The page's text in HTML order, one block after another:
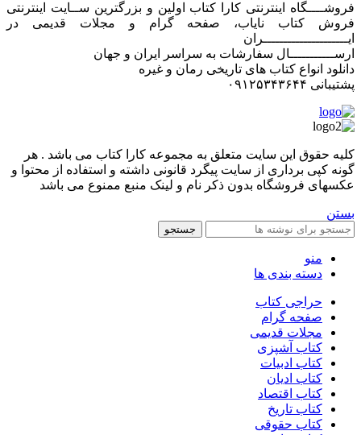
فروشــــگاه اینترنتی کارا کتاب اولین و بزرگترین ســایت اینترنتی
فروش کتاب نایاب، صفحه گرام و مجلات قدیمی در
ایـــــــــــــــــــــران
ارســـــــــــال سفارشات به سراسر ایران و جهان
دانلود انواع کتاب های تاریخی رمان و غیره
پشتیبانی ۰۹۱۲۵۳۴۳۶۴۴
کليه حقوق اين سايت متعلق به مجموعه کارا کتاب می باشد . هر
گونه کپی برداری از سایت پیگرد قانونی داشته و استفاده از محتوا و
عکسهای فروشگاه بدون ذکر نام و لینک منبع ممنوع می باشد
بستن
جستجو
منو
دسته بندی ها
حراجی کتاب
صفحه گرام
مجلات قدیمی
کتاب آشپزی
کتاب ادبیات
کتاب ادیان
کتاب اقتصاد
کتاب تاریخ
کتاب حقوقی